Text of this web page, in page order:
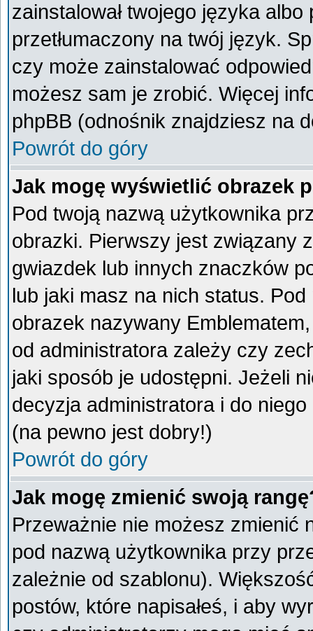
zainstalował twojego języka
przetłumaczony na twój język.
czy może zainstalować
możesz sam je zrobić. Więcej
phpBB (odnośnik znajdziesz na
Powrót do góry
Jak mogę wyświetlić obrazek
Pod twoją nazwą użytkownika
obrazki. Pierwszy jest związany
gwiazdek lub innych znaczków
lub jaki masz na nich status.
obrazek nazywany
od administratora zależy czy
jaki sposób je udostępni. Jeżeli
decyzja administratora i do
(na pewno jest dobry!)
Powrót do góry
Jak mogę zmienić swoją
Przeważnie nie możesz zmienić
pod nazwą użytkownika przy
zależnie od szablonu).
postów, które napisałeś, i aby